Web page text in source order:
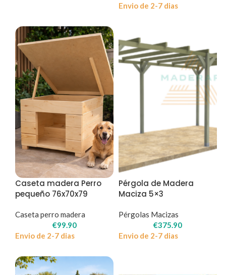
Envio de 2-7 dias
Caseta madera Perro
pequeño 76x70x79
Caseta perro madera
€99.90
Envio de 2-7 dias
Pérgola de Madera
Maciza 5×3
Pérgolas Macizas
€375.90
Envio de 2-7 dias